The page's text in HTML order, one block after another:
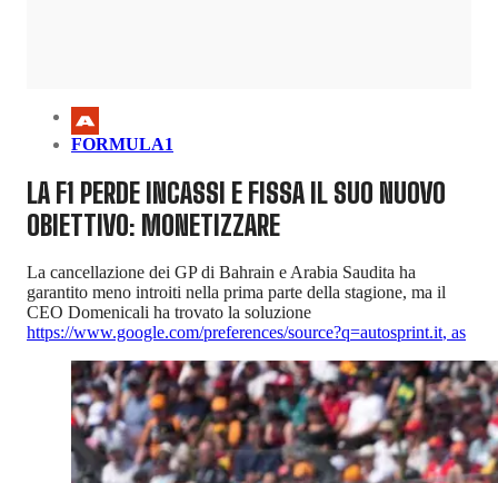
FORMULA1
LA F1 PERDE INCASSI E FISSA IL SUO NUOVO
OBIETTIVO: MONETIZZARE
La cancellazione dei GP di Bahrain e Arabia Saudita ha
garantito meno introiti nella prima parte della stagione, ma il
CEO Domenicali ha trovato la soluzione
https://www.google.com/preferences/source?q=autosprint.it, as